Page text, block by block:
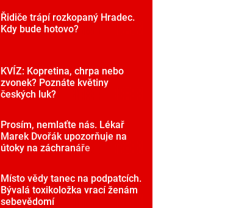
Řidiče trápí rozkopaný Hradec.
Kdy bude hotovo?
KVÍZ: Kopretina, chrpa nebo
zvonek? Poznáte květiny
českých luk?
Prosím, nemlaťte nás. Lékař
Marek Dvořák upozorňuje na
útoky na záchranáře
Místo vědy tanec na podpatcích.
Bývalá toxikoložka vrací ženám
sebevědomí